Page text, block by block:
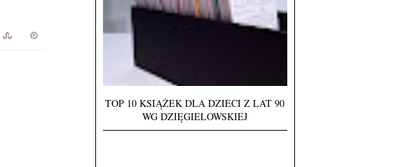
TOP 10 KSIĄŻEK DLA DZIECI Z LAT 90
WG DZIĘGIELOWSKIEJ